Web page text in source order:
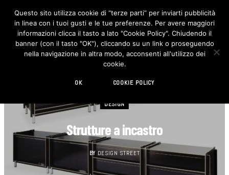
F
c
e
b
o
I
n
s
t
DESIGN
Strutture a incastro
BY DESIGN STREET
Questo sito utilizza cookie di “terze parti” per inviarti pubblicità
in linea con i tuoi gusti e le tue preferenze. Per avere maggiori
informazioni clicca il tasto a lato "Cookie Policy". Chiudendo il
banner (con il tasto "OK"), cliccando su un link o proseguendo
nella navigazione in altra modo, acconsenti all'utilizzo dei
cookie.
OK COOKIE POLICY